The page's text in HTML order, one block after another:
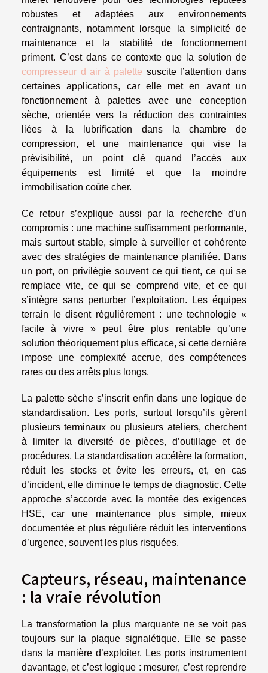
robustes et adaptées aux environnements
contraignants, notamment lorsque la simplicité de
maintenance et la stabilité de fonctionnement
priment. C’est dans ce contexte que la solution de
compresseur d air à palette suscite l’attention dans
certaines applications, car elle met en avant un
fonctionnement à palettes avec une conception
sèche, orientée vers la réduction des contraintes
liées à la lubrification dans la chambre de
compression, et une maintenance qui vise la
prévisibilité, un point clé quand l’accès aux
équipements est limité et que la moindre
immobilisation coûte cher.
Ce retour s’explique aussi par la recherche d’un
compromis : une machine suffisamment performante,
mais surtout stable, simple à surveiller et cohérente
avec des stratégies de maintenance planifiée. Dans
un port, on privilégie souvent ce qui tient, ce qui se
remplace vite, ce qui se comprend vite, et ce qui
s’intègre sans perturber l’exploitation. Les équipes
terrain le disent régulièrement : une technologie «
facile à vivre » peut être plus rentable qu’une
solution théoriquement plus efficace, si cette dernière
impose une complexité accrue, des compétences
rares ou des arrêts plus longs.
La palette sèche s’inscrit enfin dans une logique de
standardisation. Les ports, surtout lorsqu’ils gèrent
plusieurs terminaux ou plusieurs ateliers, cherchent
à limiter la diversité de pièces, d’outillage et de
procédures. La standardisation accélère la formation,
réduit les stocks et évite les erreurs, et, en cas
d’incident, elle diminue le temps de diagnostic. Cette
approche s’accorde avec la montée des exigences
HSE, car une maintenance plus simple, mieux
documentée et plus régulière réduit les interventions
d’urgence, souvent les plus risquées.
Capteurs, réseau, maintenance
: la vraie révolution
La transformation la plus marquante ne se voit pas
toujours sur la plaque signalétique. Elle se passe
dans la manière d’exploiter. Les ports instrumentent
davantage, et c’est logique : mesurer, c’est reprendre